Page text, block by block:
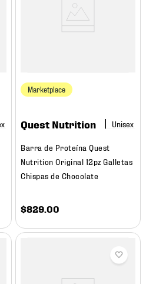
Marketplace
Quest Nutrition
Barra de Proteína Quest
Nutrition Original 12pz Galletas
Chispas de Chocolate
$829 .00